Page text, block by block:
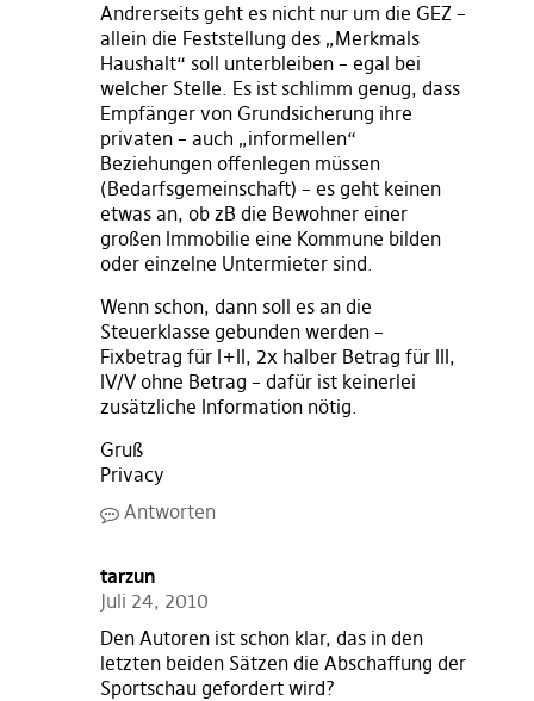
Andrerseits geht es nicht nur um die GEZ –
allein die Feststellung des „Merkmals
Haushalt“ soll unterbleiben – egal bei
welcher Stelle. Es ist schlimm genug, dass
Empfänger von Grundsicherung ihre
privaten – auch „informellen“
Beziehungen offenlegen müssen
(Bedarfsgemeinschaft) – es geht keinen
etwas an, ob zB die Bewohner einer
großen Immobilie eine Kommune bilden
oder einzelne Untermieter sind.
Wenn schon, dann soll es an die
Steuerklasse gebunden werden –
Fixbetrag für I+II, 2x halber Betrag für III,
IV/V ohne Betrag – dafür ist keinerlei
zusätzliche Information nötig.
Gruß
Privacy
Antworten
tarzun
Juli 24, 2010
Den Autoren ist schon klar, das in den
letzten beiden Sätzen die Abschaffung der
Sportschau gefordert wird?